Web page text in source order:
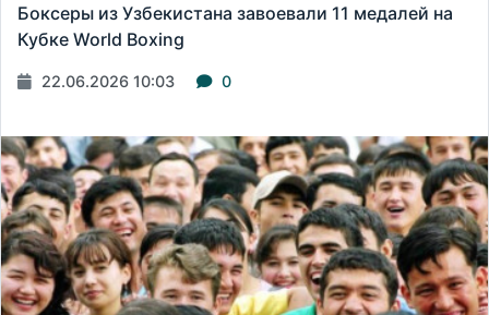
Боксеры из Узбекистана завоевали 11 медалей на
Кубке World Boxing
22.06.2026 10:03 0